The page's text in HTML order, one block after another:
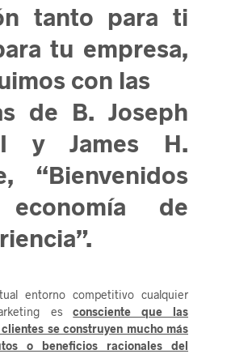
tanto para ti
tu empresa,
con las
de B. Joseph
y James H.
“Bienvenidos
de
entorno competitivo cualquier
esconsciente que las
se construyen mucho más
o beneficios racionales del